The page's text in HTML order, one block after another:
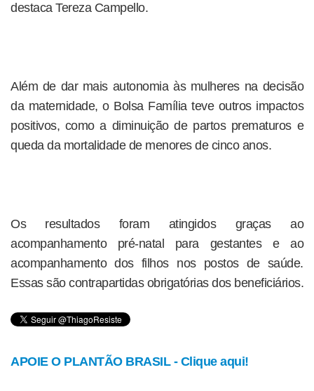
destaca Tereza Campello.
Além de dar mais autonomia às mulheres na decisão
da maternidade, o Bolsa Família teve outros impactos
positivos, como a diminuição de partos prematuros e
queda da mortalidade de menores de cinco anos.
Os resultados foram atingidos graças ao
acompanhamento pré-natal para gestantes e ao
acompanhamento dos filhos nos postos de saúde.
Essas são contrapartidas obrigatórias dos beneficiários.
APOIE O PLANTÃO BRASIL - Clique aqui!